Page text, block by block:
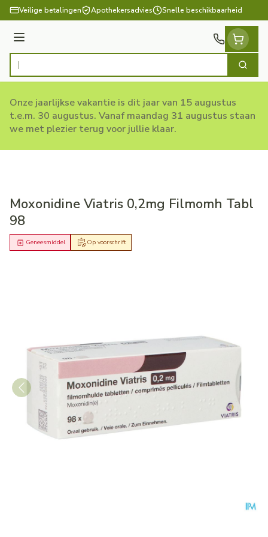
Ga naar de inhoud
Veilige betalingen Apothekersadvies Snelle beschikbaarheid
Menu
Product, merk, categorie... Zoek
Onze jaarlijkse vakantie is dit jaar van 15 augustus
t.e.m. 30 augustus. Vanaf maandag 31 augustus staan
we met plezier terug voor jullie klaar.
Moxonidine Viatris 0,2mg Filmomh Tabl
98
Op voorschrift
Geneesmiddel